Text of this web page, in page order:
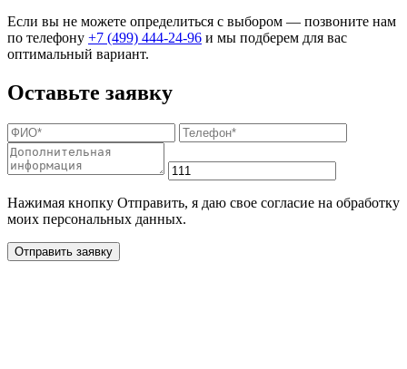
Если вы не можете определиться с выбором — позвоните нам
по телефону +7 (499) 444-24-96 и мы подберем для вас
оптимальный вариант.
Оставьте заявку
Нажимая кнопку Отправить, я даю свое согласие на обработку
моих персональных данных.
Отправить заявку